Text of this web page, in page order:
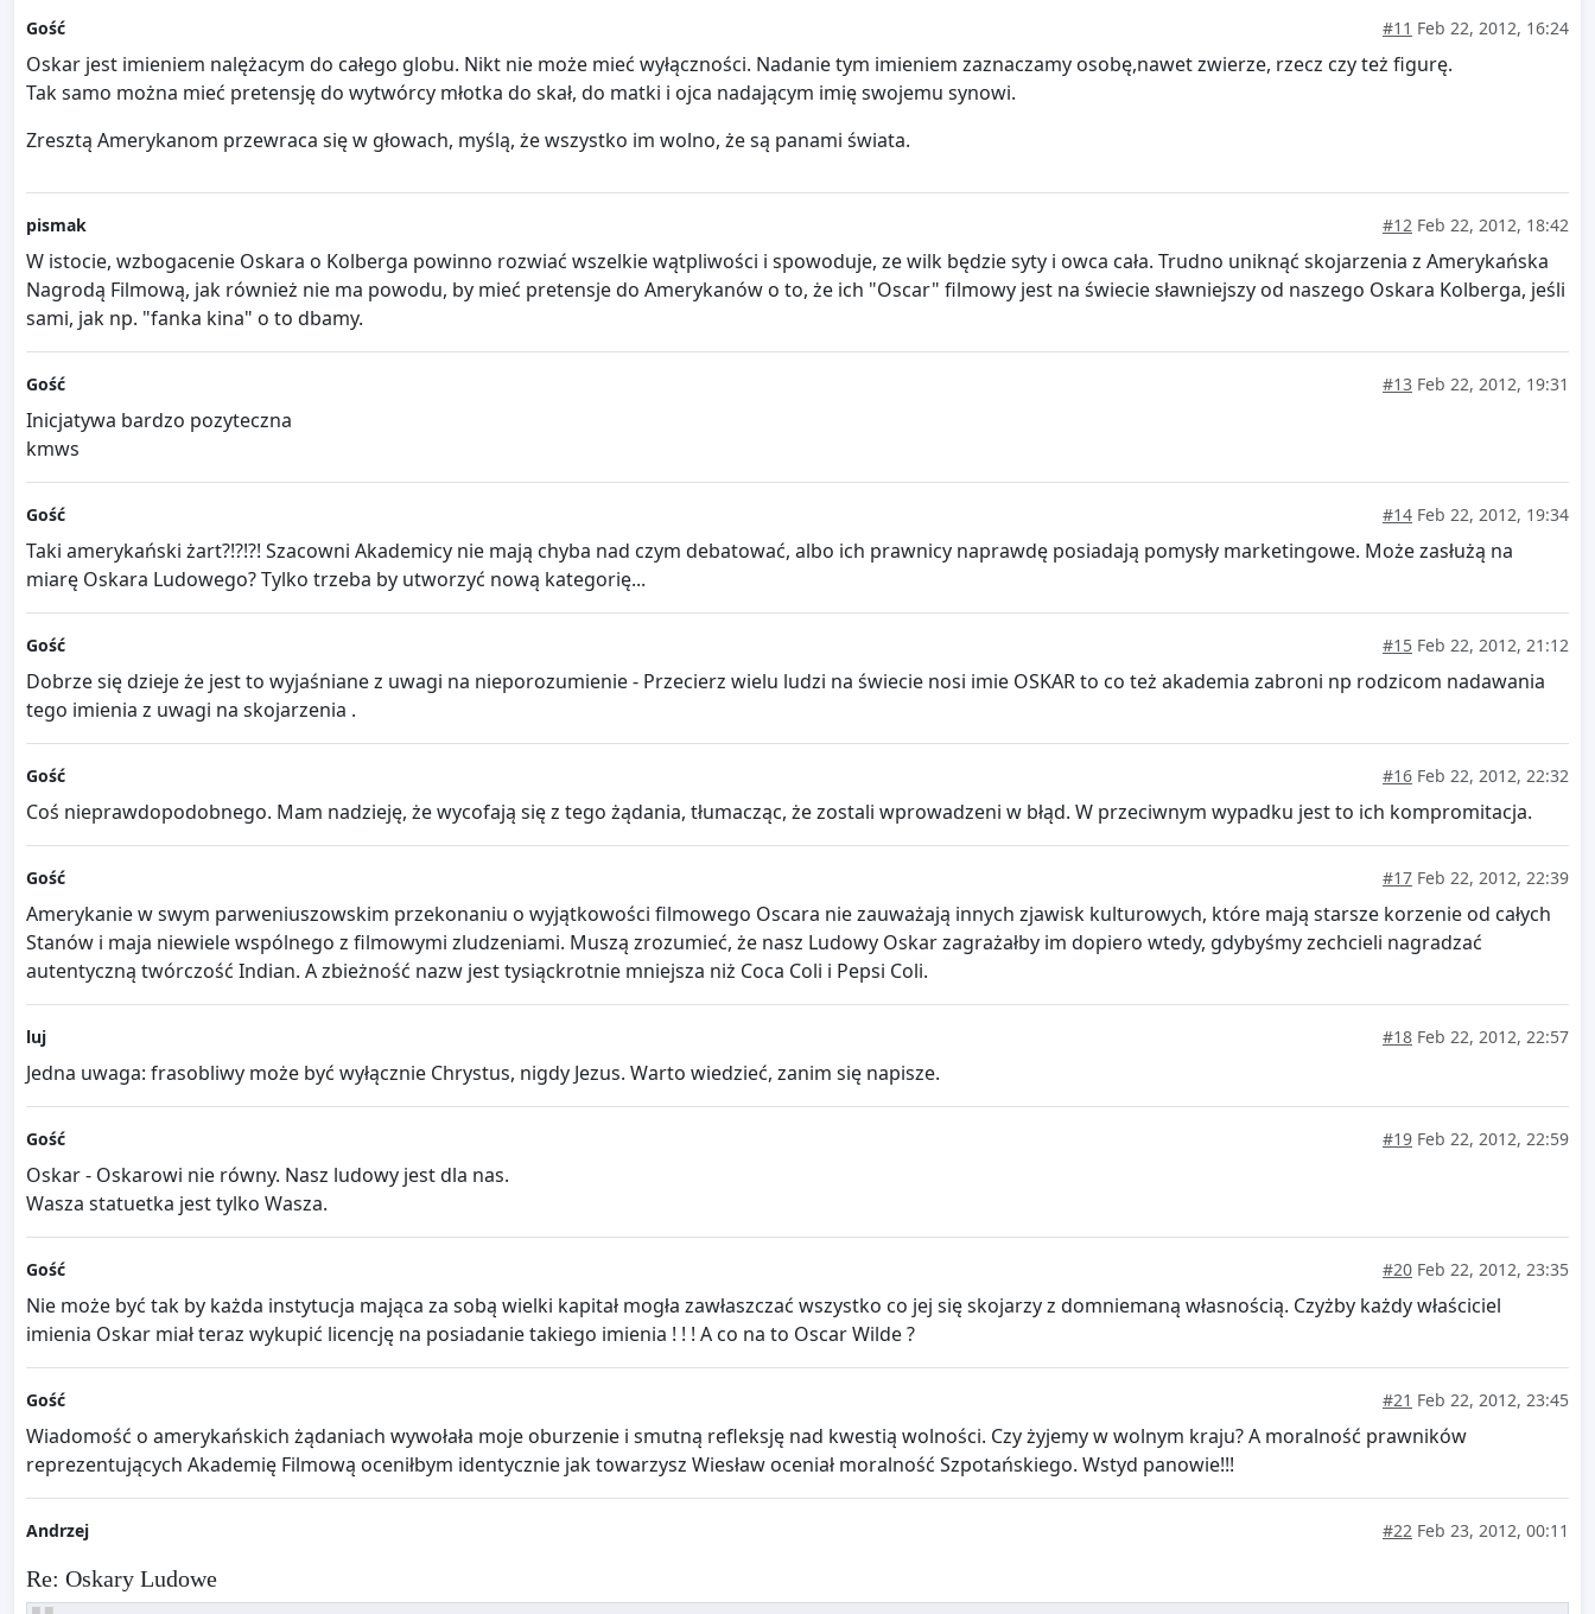
Gość #11 Feb 22, 2012, 16:24
Oskar jest imieniem nalężacym do całego globu. Nikt nie może mieć wyłączności. Nadanie tym imieniem zaznaczamy osobę,nawet zwierze, rzecz czy też figurę.
Tak samo można mieć pretensję do wytwórcy młotka do skał, do matki i ojca nadającym imię swojemu synowi.
Zresztą Amerykanom przewraca się w głowach, myślą, że wszystko im wolno, że są panami świata.
pismak #12 Feb 22, 2012, 18:42
W istocie, wzbogacenie Oskara o Kolberga powinno rozwiać wszelkie wątpliwości i spowoduje, ze wilk będzie syty i owca cała. Trudno uniknąć skojarzenia z Amerykańska
Nagrodą Filmową, jak również nie ma powodu, by mieć pretensje do Amerykanów o to, że ich "Oscar" filmowy jest na świecie sławniejszy od naszego Oskara Kolberga, jeśli
sami, jak np. "fanka kina" o to dbamy.
Gość #13 Feb 22, 2012, 19:31
Inicjatywa bardzo pozyteczna
kmws
Gość #14 Feb 22, 2012, 19:34
Taki amerykański żart?!?!?! Szacowni Akademicy nie mają chyba nad czym debatować, albo ich prawnicy naprawdę posiadają pomysły marketingowe. Może zasłużą na
miarę Oskara Ludowego? Tylko trzeba by utworzyć nową kategorię...
Gość #15 Feb 22, 2012, 21:12
Dobrze się dzieje że jest to wyjaśniane z uwagi na nieporozumienie - Przecierz wielu ludzi na świecie nosi imie OSKAR to co też akademia zabroni np rodzicom nadawania
tego imienia z uwagi na skojarzenia .
Gość #16 Feb 22, 2012, 22:32
Coś nieprawdopodobnego. Mam nadzieję, że wycofają się z tego żądania, tłumacząc, że zostali wprowadzeni w błąd. W przeciwnym wypadku jest to ich kompromitacja.
Gość #17 Feb 22, 2012, 22:39
Amerykanie w swym parweniuszowskim przekonaniu o wyjątkowości filmowego Oscara nie zauważają innych zjawisk kulturowych, które mają starsze korzenie od całych
Stanów i maja niewiele wspólnego z filmowymi zludzeniami. Muszą zrozumieć, że nasz Ludowy Oskar zagrażałby im dopiero wtedy, gdybyśmy zechcieli nagradzać
autentyczną twórczość Indian. A zbieżność nazw jest tysiąckrotnie mniejsza niż Coca Coli i Pepsi Coli.
luj #18 Feb 22, 2012, 22:57
Jedna uwaga: frasobliwy może być wyłącznie Chrystus, nigdy Jezus. Warto wiedzieć, zanim się napisze.
Gość #19 Feb 22, 2012, 22:59
Oskar - Oskarowi nie równy. Nasz ludowy jest dla nas.
Wasza statuetka jest tylko Wasza.
Gość #20 Feb 22, 2012, 23:35
Nie może być tak by każda instytucja mająca za sobą wielki kapitał mogła zawłaszczać wszystko co jej się skojarzy z domniemaną własnością. Czyżby każdy właściciel
imienia Oskar miał teraz wykupić licencję na posiadanie takiego imienia ! ! ! A co na to Oscar Wilde ?
Gość #21 Feb 22, 2012, 23:45
Wiadomość o amerykańskich żądaniach wywołała moje oburzenie i smutną refleksję nad kwestią wolności. Czy żyjemy w wolnym kraju? A moralność prawników
reprezentujących Akademię Filmową oceniłbym identycznie jak towarzysz Wiesław oceniał moralność Szpotańskiego. Wstyd panowie!!!
Andrzej #22 Feb 23, 2012, 00:11
Re: Oskary Ludowe